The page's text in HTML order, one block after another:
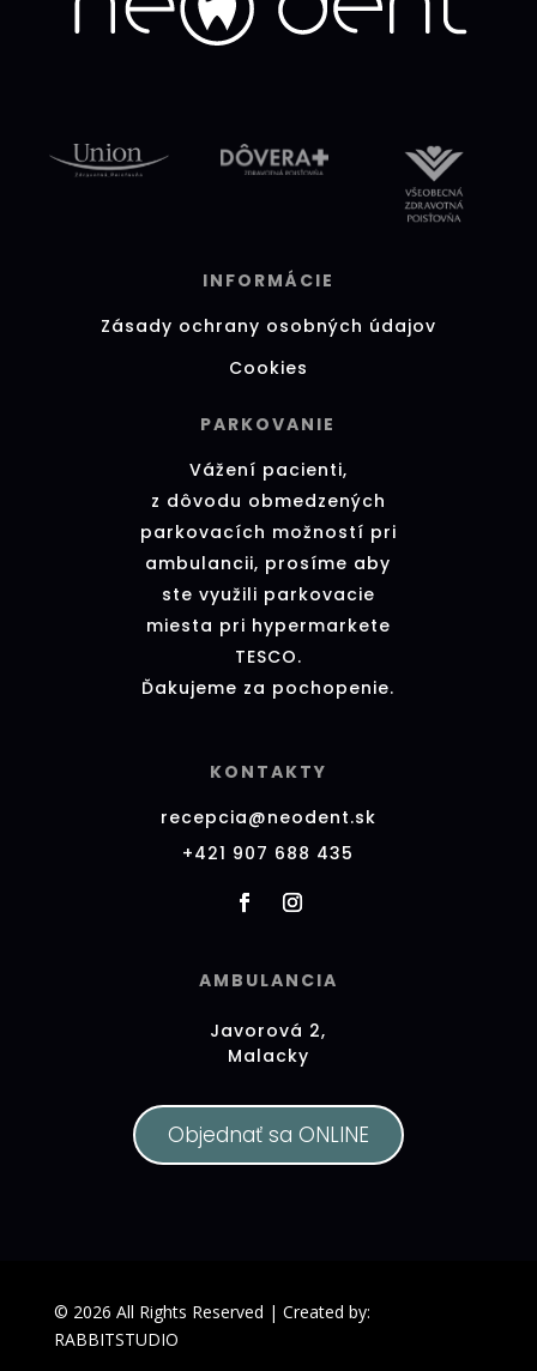
INFORMÁCIE
Zásady ochrany osobných údajov
Cookies
PARKOVANIE
Vážení pacienti,
z dôvodu obmedzených
parkovacích možností pri
ambulancii, prosíme aby
ste využili parkovacie
miesta pri hypermarkete
TESCO.
Ďakujeme za pochopenie.
KONTAKTY
recepcia@neodent.sk
+421 907 688 435
AMBULANCIA
Javorová 2,
Malacky
Objednať sa ONLINE
© 2026 All Rights Reserved | Created by:
RABBITSTUDIO